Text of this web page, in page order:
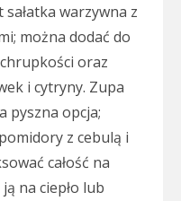
warzywna z
można dodać do
oraz
i cytryny. Zupa
pyszna opcja;
z cebulą i
całość na
na ciepło lub